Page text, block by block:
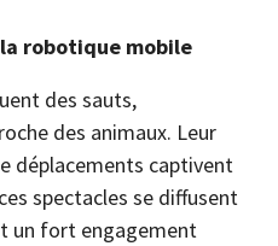
robotique mobile
des sauts,
des animaux. Leur
déplacements captivent
spectacles se diffusent
un fort engagement